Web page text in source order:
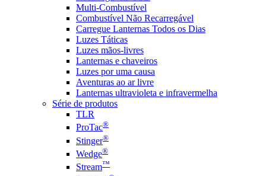
Multi-Combustível
Combustível Não Recarregável
Carregue Lanternas Todos os Dias
Luzes Táticas
Luzes mãos-livres
Lanternas e chaveiros
Luzes por uma causa
Aventuras ao ar livre
Lanternas ultravioleta e infravermelha
Série de produtos
TLR
ProTac®
Stinger®
Wedge®
Stream™